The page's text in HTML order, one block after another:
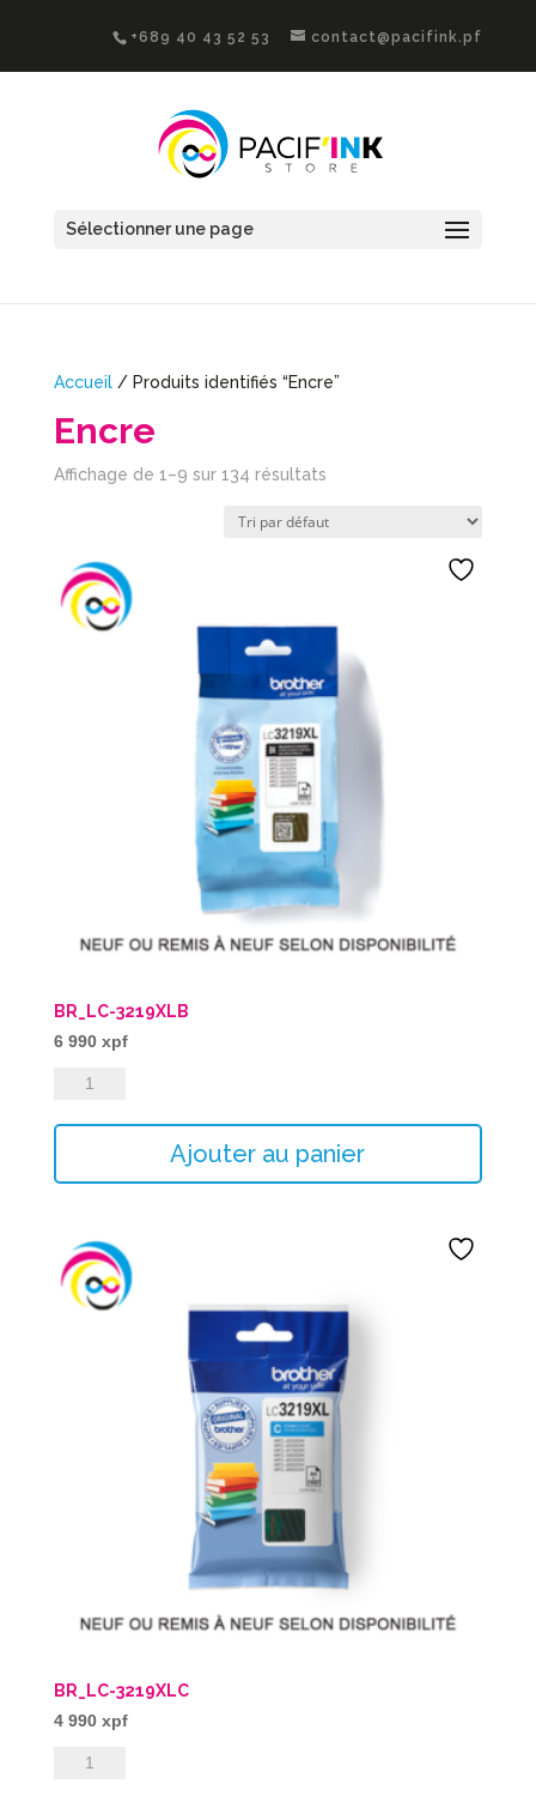
+689 40 43 52 53 contact@pacifink.pf
Sélectionner une page
Accueil/ Produits identifiés “Encre”
Encre
Affichage de 1–9 sur 134 résultats
BR_LC-3219XLB
6 990 xpf
quantité
BR_LC-
Ajouter au panier
BR_LC-3219XLC
4 990 xpf
quantité